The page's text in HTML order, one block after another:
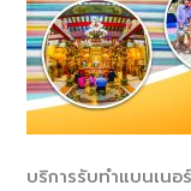
บริการรับทำแบนเน